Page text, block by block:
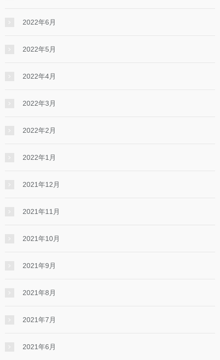
2022年6月
2022年5月
2022年4月
2022年3月
2022年2月
2022年1月
2021年12月
2021年11月
2021年10月
2021年9月
2021年8月
2021年7月
2021年6月